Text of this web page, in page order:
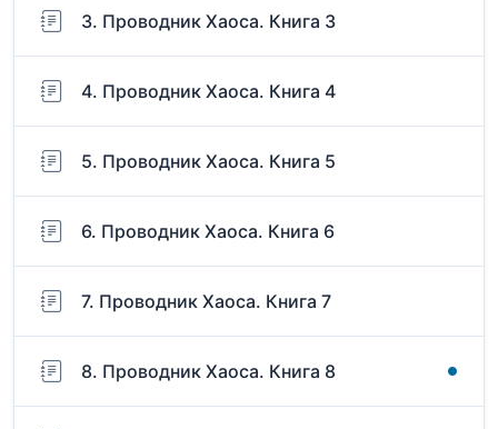
3. Проводник Хаоса. Книга 3
4. Проводник Хаоса. Книга 4
5. Проводник Хаоса. Книга 5
6. Проводник Хаоса. Книга 6
7. Проводник Хаоса. Книга 7
8. Проводник Хаоса. Книга 8